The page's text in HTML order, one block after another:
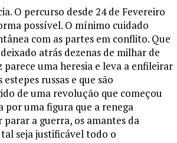
O percurso desde 24 de Fevereiro
possível. O mínimo cuidado
com as partes em conflito. Que
atrás dezenas de milhar de
parece uma heresia e leva a enfileirar
russas e que são
de uma revolução que começou
por uma figura que a renega
a guerra, os amantes da
seja justificável todo o